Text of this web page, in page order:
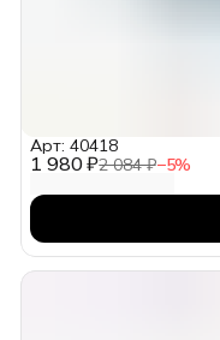
1 980 ₽2 084 ₽−5%
Арт: 40418